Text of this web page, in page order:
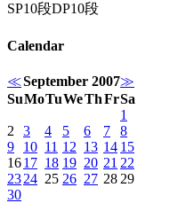
SP10段DP10段
Calendar
≪September 2007≫
SuMoTuWeThFrSa
1
2
3 4 5 6 7
8
9
10 11 12 13 14 15
1617 18 19 20 21 22
2324 25 26 27 28 29
30